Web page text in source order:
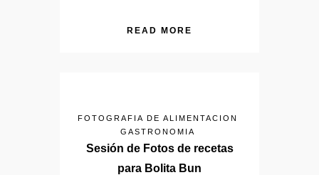
READ MORE
FOTOGRAFIA DE ALIMENTACION
GASTRONOMIA
Sesión de Fotos de recetas
para Bolita Bun